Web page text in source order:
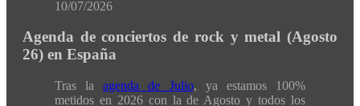
10/07/2026
Agenda de conciertos de rock y metal (Agosto
26) en España
Tras laagenda de Julio, ya estamos 100%
metidos en 2026 con la de Agosto y todos los